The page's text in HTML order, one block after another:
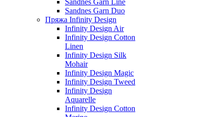
Sandnes Garn Line
Sandnes Garn Duo
Пряжа Infinity Design
Infinity Design Air
Infinity Design Cotton
Linen
Infinity Design Silk
Mohair
Infinity Design Magic
Infinity Design Tweed
Infinity Design
Aquarelle
Infinity Design Cotton